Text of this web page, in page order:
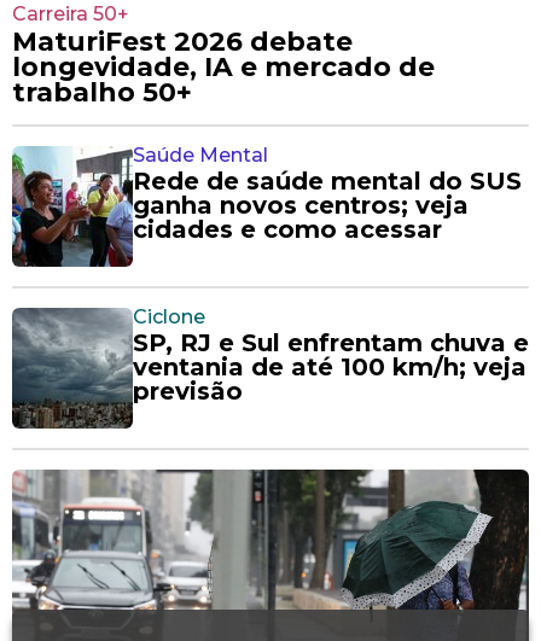
Carreira 50+
MaturiFest 2026 debate
longevidade, IA e mercado de
trabalho 50+
Saúde Mental
Rede de saúde mental do SUS
ganha novos centros; veja
cidades e como acessar
Ciclone
SP, RJ e Sul enfrentam chuva e
ventania de até 100 km/h; veja
previsão